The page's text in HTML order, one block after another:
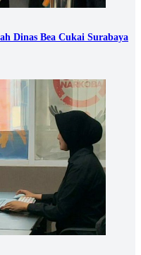
Dinas Bea Cukai Surabaya